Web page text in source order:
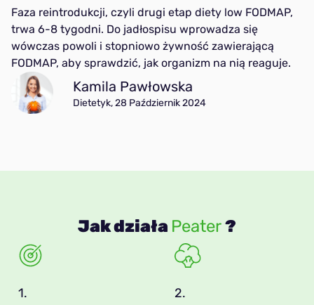
Faza reintrodukcji, czyli drugi etap diety low FODMAP,
trwa 6-8 tygodni. Do jadłospisu wprowadza się
wówczas powoli i stopniowo żywność zawierającą
FODMAP, aby sprawdzić, jak organizm na nią reaguje.
Kamila Pawłowska
Dietetyk, 28 Październik 2024
Jak działa Peater?
1. 2.